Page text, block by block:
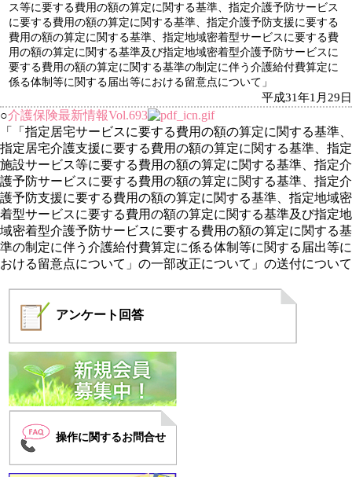
ス等に要する費用の額の算定に関する基準、指定介護予防サービス
に要する費用の額の算定に関する基準、指定介護予防支援に要する
費用の額の算定に関する基準、指定地域密着型サービスに要する費
用の額の算定に関する基準及び指定地域密着型介護予防サービスに
要する費用の額の算定に関する基準の制定に伴う介護給付費算定に
係る体制等に関する届出等における留意点について」
平成31年1月29日
○介護保険最新情報Vol.693
「「指定居宅サービスに要する費用の額の算定に関する基準、
指定居宅介護支援に要する費用の額の算定に関する基準、指定
施設サービス等に要する費用の額の算定に関する基準、指定介
護予防サービスに要する費用の額の算定に関する基準、指定介
護予防支援に要する費用の額の算定に関する基準、指定地域密
着型サービスに要する費用の額の算定に関する基準及び指定地
域密着型介護予防サービスに要する費用の額の算定に関する基
準の制定に伴う介護給付費算定に係る体制等に関する届出等に
おける留意点について」の一部改正について」の送付について
アンケート 回答
操作に関するお問合せ